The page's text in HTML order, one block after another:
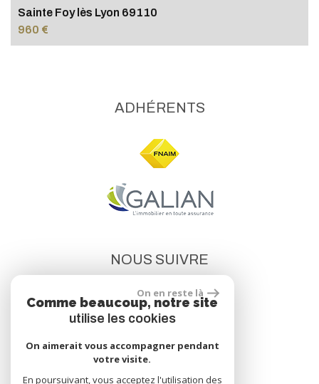
Sainte Foy lès Lyon 69110
960 €
NOUS SUIVRE
ADHÉRENTS
On en reste là
Comme beaucoup, notre site
utilise les cookies
On aimerait vous accompagner pendant
votre visite.
En poursuivant, vous acceptez l'utilisation des